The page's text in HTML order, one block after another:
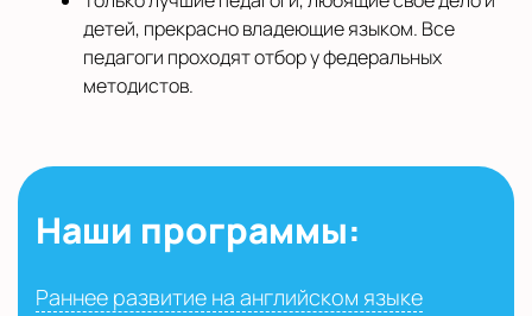
детей, прекрасно владеющие языком. Все
педагоги проходят отбор у федеральных
методистов.
Наши программы:
Раннее развитие на английском языке